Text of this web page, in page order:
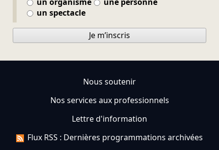
un spectacle
Je m’inscris
Nous soutenir
Nos services aux professionnels
Lettre d'information
Flux RSS : Dernières programmations archivées